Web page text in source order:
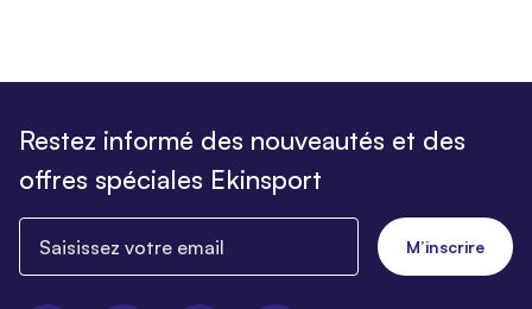
Restez informé des nouveautés et des
offres spéciales Ekinsport
M’inscrire